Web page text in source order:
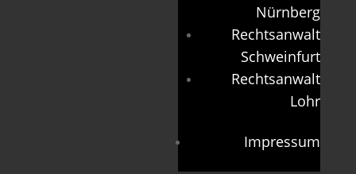
Nürnberg
Rechtsanwalt
Schweinfurt
Rechtsanwalt
Lohr
Impressum